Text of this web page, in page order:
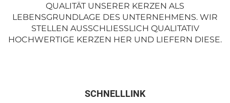
UALITÄT UNSERER KERZEN ALS L
EBENSGRUNDLAGE DES UNTERNEHMENS. WIR S
TELLEN AUSSCHLIESSLICH QUALITATIV HO
CHWERTIGE KERZEN HER UND LIEFERN DIESE.
SCHNELLLINK